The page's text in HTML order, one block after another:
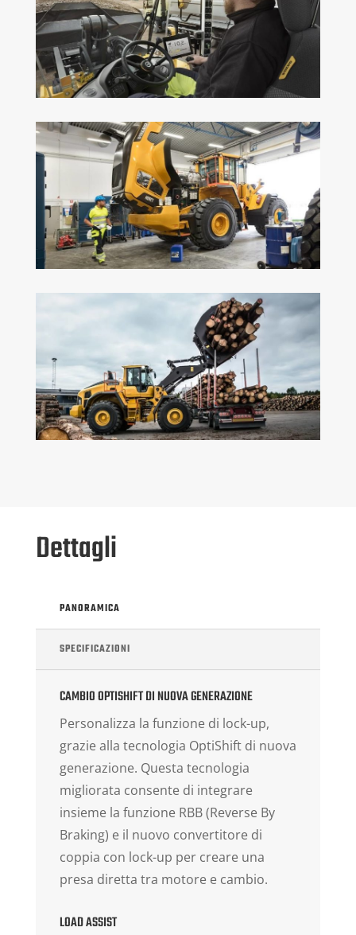
Dettagli
PANORAMICA
SPECIFICAZIONI
CAMBIO OPTISHIFT DI NUOVA GENERAZIONE
Personalizza la funzione di lock-up,
grazie alla tecnologia OptiShift di nuova
generazione. Questa tecnologia
migliorata consente di integrare
insieme la funzione RBB (Reverse By
Braking) e il nuovo convertitore di
coppia con lock-up per creare una
presa diretta tra motore e cambio.
LOAD ASSIST